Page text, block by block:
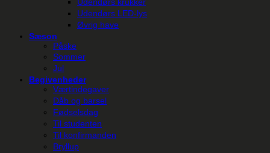
Udendørs LED-lys
Øvrig have
Sæson
Påske
Sommer
Jul
Begivenheder
Værtindegaver
Dåb og barsel
Fødselsdag
Til studenten
Til konfirmanden
Bryllup